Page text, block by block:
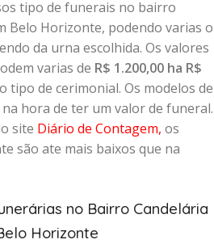
tipo de funerais no bairro
Belo Horizonte, podendo varias o
da urna escolhida. Os valores
varias de R$ 1.200,00 ha R$
tipo de cerimonial. Os modelos de
hora de ter um valor de funeral.
site Diário de Contagem, os
são ate mais baixos que na
no Bairro Candelária
Horizonte